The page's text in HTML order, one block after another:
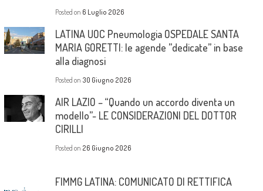
Posted on 6 Luglio 2026
LATINA UOC Pneumologia OSPEDALE SANTA
MARIA GORETTI: le agende ”dedicate” in base
alla diagnosi
Posted on 30 Giugno 2026
AIR LAZIO – “Quando un accordo diventa un
modello”- LE CONSIDERAZIONI DEL DOTTOR
CIRILLI
Posted on 26 Giugno 2026
FIMMG LATINA: COMUNICATO DI RETTIFICA